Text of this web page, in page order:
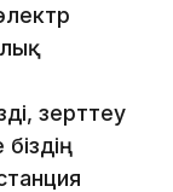
зерттеу